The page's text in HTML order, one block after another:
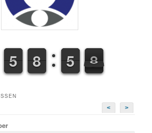
4
4
5
5 7
7
8
8 4
4
5
5 8
8
9
<
>